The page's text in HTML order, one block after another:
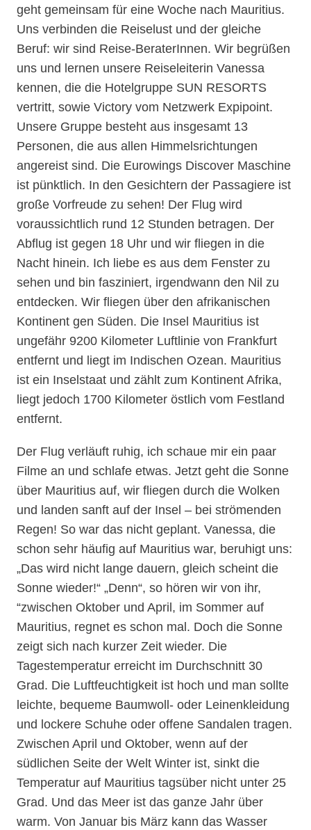
geht gemeinsam für eine Woche nach Mauritius.
Uns verbinden die Reiselust und der gleiche
Beruf: wir sind Reise-BeraterInnen. Wir begrüßen
uns und lernen unsere Reiseleiterin Vanessa
kennen, die die Hotelgruppe SUN RESORTS
vertritt, sowie Victory vom Netzwerk Expipoint.
Unsere Gruppe besteht aus insgesamt 13
Personen, die aus allen Himmelsrichtungen
angereist sind. Die Eurowings Discover Maschine
ist pünktlich. In den Gesichtern der Passagiere ist
große Vorfreude zu sehen! Der Flug wird
voraussichtlich rund 12 Stunden betragen. Der
Abflug ist gegen 18 Uhr und wir fliegen in die
Nacht hinein. Ich liebe es aus dem Fenster zu
sehen und bin fasziniert, irgendwann den Nil zu
entdecken. Wir fliegen über den afrikanischen
Kontinent gen Süden. Die Insel Mauritius ist
ungefähr 9200 Kilometer Luftlinie von Frankfurt
entfernt und liegt im Indischen Ozean. Mauritius
ist ein Inselstaat und zählt zum Kontinent Afrika,
liegt jedoch 1700 Kilometer östlich vom Festland
entfernt.
Der Flug verläuft ruhig, ich schaue mir ein paar
Filme an und schlafe etwas. Jetzt geht die Sonne
über Mauritius auf, wir fliegen durch die Wolken
und landen sanft auf der Insel – bei strömenden
Regen! So war das nicht geplant. Vanessa, die
schon sehr häufig auf Mauritius war, beruhigt uns:
„Das wird nicht lange dauern, gleich scheint die
Sonne wieder!“ „Denn“, so hören wir von ihr,
“zwischen Oktober und April, im Sommer auf
Mauritius, regnet es schon mal. Doch die Sonne
zeigt sich nach kurzer Zeit wieder. Die
Tagestemperatur erreicht im Durchschnitt 30
Grad. Die Luftfeuchtigkeit ist hoch und man sollte
leichte, bequeme Baumwoll- oder Leinenkleidung
und lockere Schuhe oder offene Sandalen tragen.
Zwischen April und Oktober, wenn auf der
südlichen Seite der Welt Winter ist, sinkt die
Temperatur auf Mauritius tagsüber nicht unter 25
Grad. Und das Meer ist das ganze Jahr über
warm. Von Januar bis März kann das Wasser